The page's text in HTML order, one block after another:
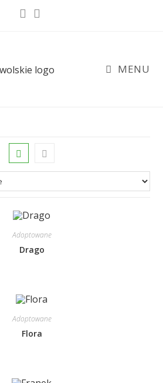
MENU
Adoptowane
Drago
Adoptowane
Flora